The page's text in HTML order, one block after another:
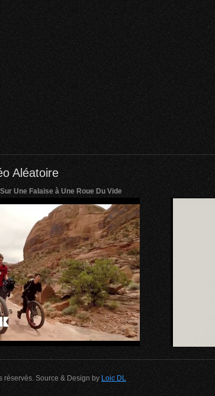
Aléatoire
Une Falaise à Une Roue Du Vide
réservés. Source & Design by Loic DL